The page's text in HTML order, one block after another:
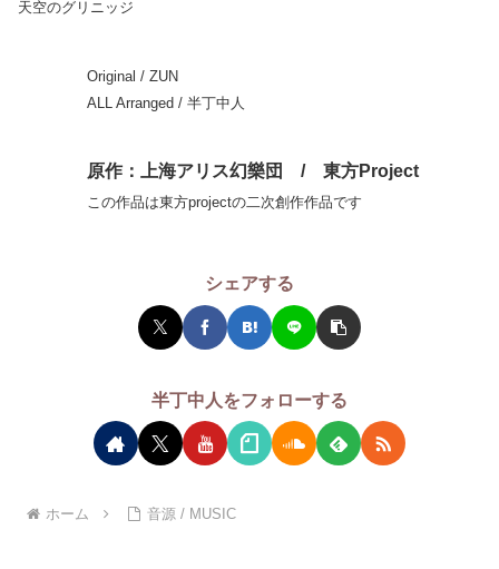
天空のグリニッジ
Original / ZUN
ALL Arranged / 半丁中人
原作：上海アリス幻樂団 / 東方Project
この作品は東方projectの二次創作作品です
シェアする
半丁中人をフォローする
ホーム 音源 / MUSIC